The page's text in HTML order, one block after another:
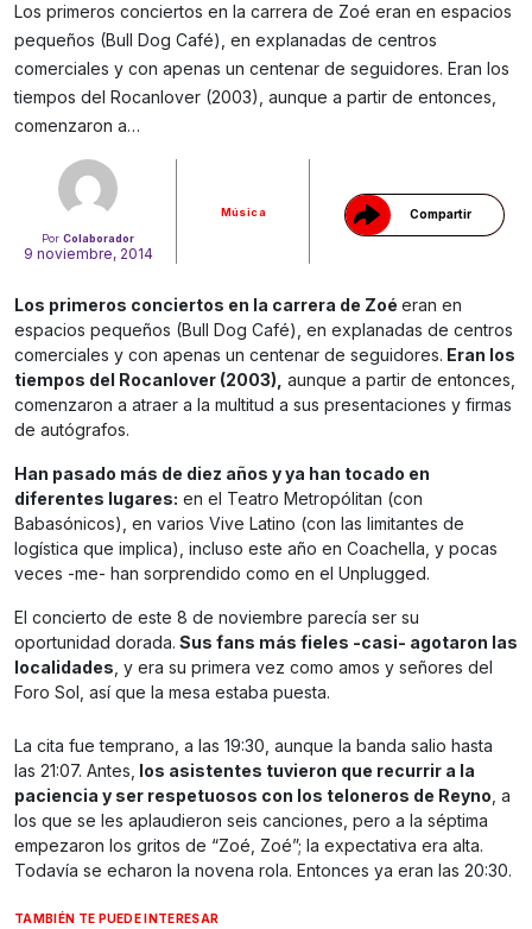
PorColaborador
9 noviembre, 2014
Música Compartir
Gracias!
Los primeros conciertos en la carrera de Zoé eran en espacios
pequeños (Bull Dog Café), en explanadas de centros
comerciales y con apenas un centenar de seguidores. Eran los
tiempos del Rocanlover (2003), aunque a partir de entonces,
comenzaron a…
Los primeros conciertos en la carrera de Zoé eran en
espacios pequeños (Bull Dog Café), en explanadas de centros
comerciales y con apenas un centenar de seguidores. Eran los
tiempos del Rocanlover (2003), aunque a partir de entonces,
comenzaron a atraer a la multitud a sus presentaciones y firmas
de autógrafos.
Han pasado más de diez años y ya han tocado en
diferentes lugares: en el Teatro Metropólitan (con
Babasónicos), en varios Vive Latino (con las limitantes de
logística que implica), incluso este año en Coachella, y pocas
veces -me- han sorprendido como en el Unplugged.
El concierto de este 8 de noviembre parecía ser su
oportunidad dorada. Sus fans más fieles -casi- agotaron las
localidades, y era su primera vez como amos y señores del
Foro Sol, así que la mesa estaba puesta.
La cita fue temprano, a las 19:30, aunque la banda salio hasta
las 21:07. Antes, los asistentes tuvieron que recurrir a la
paciencia y ser respetuosos con los teloneros de Reyno, a
los que se les aplaudieron seis canciones, pero a la séptima
empezaron los gritos de “Zoé, Zoé”; la expectativa era alta.
Todavía se echaron la novena rola. Entonces ya eran las 20:30.
TAMBIÉN TE PUEDE INTERESAR